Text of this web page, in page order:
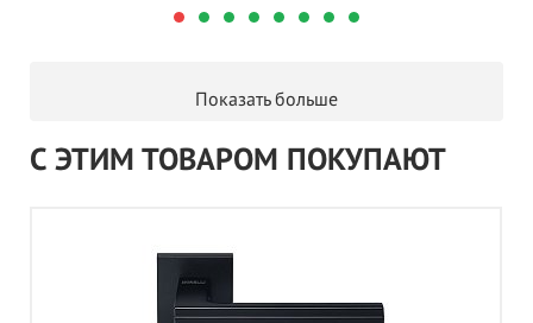
Показать больше
С ЭТИМ ТОВАРОМ ПОКУПАЮТ